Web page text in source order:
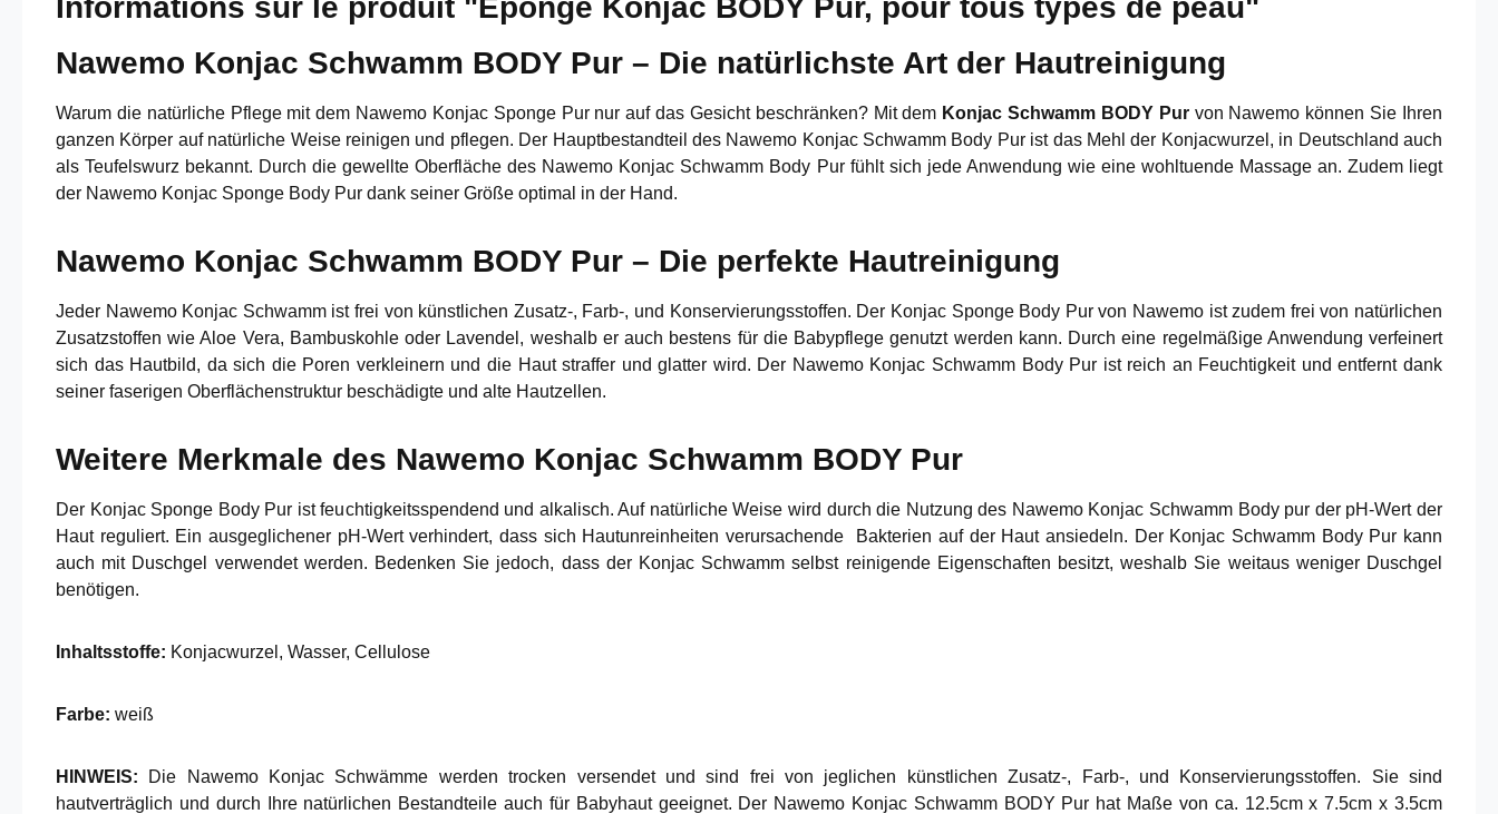
Informations sur le produit "Eponge Konjac BODY Pur, pour tous types de peau"
Nawemo Konjac Schwamm BODY Pur – Die natürlichste Art der Hautreinigung
Warum die natürliche Pflege mit dem Nawemo Konjac Sponge Pur nur auf das Gesicht beschränken? Mit dem Konjac Schwamm BODY Purvon Nawemo können Sie Ihren
ganzen Körper auf natürliche Weise reinigen und pflegen. Der Hauptbestandteil des Nawemo Konjac Schwamm Body Pur ist das Mehl der Konjacwurzel, in Deutschland auch
als Teufelswurz bekannt. Durch die gewellte Oberfläche des Nawemo Konjac Schwamm Body Pur fühlt sich jede Anwendung wie eine wohltuende Massage an. Zudem liegt
der Nawemo Konjac Sponge Body Pur dank seiner Größe optimal in der Hand.
Nawemo Konjac Schwamm BODY Pur – Die perfekte Hautreinigung
Jeder Nawemo Konjac Schwamm ist frei von künstlichen Zusatz-, Farb-, und Konservierungsstoffen. Der Konjac Sponge Body Pur von Nawemo ist zudem frei von natürlichen
Zusatzstoffen wie Aloe Vera, Bambuskohle oder Lavendel, weshalb er auch bestens für die Babypflege genutzt werden kann. Durch eine regelmäßige Anwendung verfeinert
sich das Hautbild, da sich die Poren verkleinern und die Haut straffer und glatter wird. Der Nawemo Konjac Schwamm Body Pur ist reich an Feuchtigkeit und entfernt dank
seiner faserigen Oberflächenstruktur beschädigte und alte Hautzellen.
Weitere Merkmale des Nawemo Konjac Schwamm BODY Pur
Der Konjac Sponge Body Pur ist feuchtigkeitsspendend und alkalisch. Auf natürliche Weise wird durch die Nutzung des Nawemo Konjac Schwamm Body pur der pH-Wert der
Haut reguliert. Ein ausgeglichener pH-Wert verhindert, dass sich Hautunreinheiten verursachende
Bakterien auf der Haut ansiedeln. Der Konjac Schwamm Body Pur kann
auch mit Duschgel verwendet werden. Bedenken Sie jedoch, dass der Konjac Schwamm selbst reinigende Eigenschaften besitzt, weshalb Sie weitaus weniger Duschgel
benötigen.
Inhaltsstoffe: Konjacwurzel, Wasser, Cellulose
Farbe: weiß
HINWEIS: Die Nawemo Konjac Schwämme werden trocken versendet und sind frei von jeglichen künstlichen Zusatz-, Farb-, und Konservierungsstoffen. Sie sind
hautverträglich und durch Ihre natürlichen Bestandteile auch für Babyhaut geeignet. Der Nawemo Konjac Schwamm BODY Pur hat Maße von ca. 12.5cm x 7.5cm x 3.5cm